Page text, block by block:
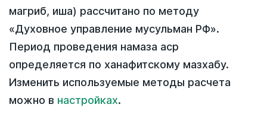
магриб, иша) рассчитано по методу
«Духовное управление мусульман РФ».
Период проведения намаза аср
определяется по ханафитскому мазхабу.
Изменить используемые методы расчета
можно в настройках.